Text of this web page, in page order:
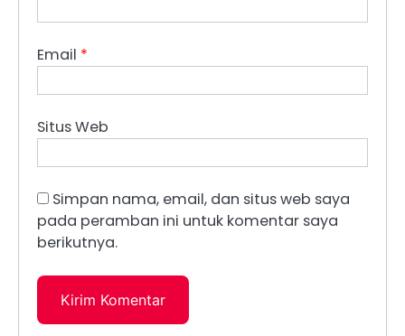
Email *
Situs Web
Simpan nama, email, dan situs web saya
pada peramban ini untuk komentar saya
berikutnya.